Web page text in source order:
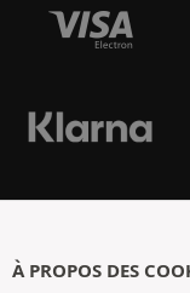
À PROPOS DES